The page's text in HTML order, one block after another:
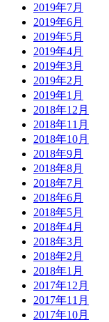
2019年7月
2019年6月
2019年5月
2019年4月
2019年3月
2019年2月
2019年1月
2018年12月
2018年11月
2018年10月
2018年9月
2018年8月
2018年7月
2018年6月
2018年5月
2018年4月
2018年3月
2018年2月
2018年1月
2017年12月
2017年11月
2017年10月